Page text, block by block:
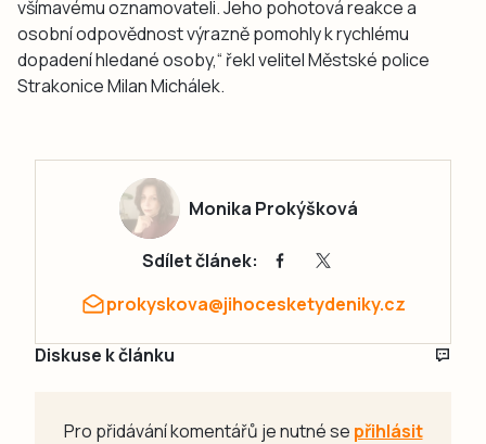
všímavému oznamovateli. Jeho pohotová reakce a
osobní odpovědnost výrazně pomohly k rychlému
dopadení hledané osoby,“ řekl velitel Městské police
Strakonice Milan Michálek.
Monika Prokýšková
Sdílet článek:
prokyskova@jihocesketydeniky.cz
Diskuse k článku
Pro přidávání komentářů je nutné se přihlásit